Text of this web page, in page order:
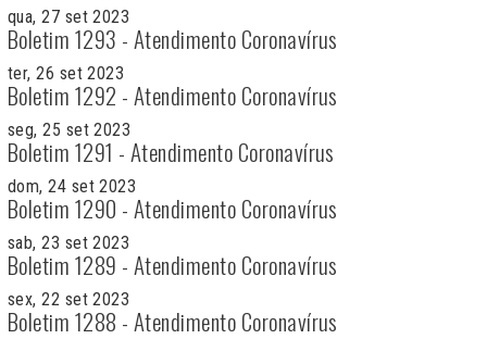
qua, 27 set 2023
Boletim 1293 - Atendimento Coronavírus
ter, 26 set 2023
Boletim 1292 - Atendimento Coronavírus
seg, 25 set 2023
Boletim 1291 - Atendimento Coronavírus
dom, 24 set 2023
Boletim 1290 - Atendimento Coronavírus
sab, 23 set 2023
Boletim 1289 - Atendimento Coronavírus
sex, 22 set 2023
Boletim 1288 - Atendimento Coronavírus